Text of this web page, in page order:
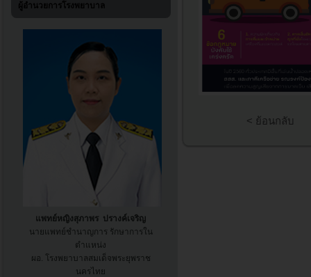
ผู้อำนวยการโรงพยาบาล
แพทย์หญิงสุภาพร ปรางค์เจริญ
นายแพทย์ชำนาญการ รักษาการใน
ตำแหน่ง
ผอ. โรงพยาบาลสมเด็จพระยุพราช
นครไทย
< ย้อนกลับ